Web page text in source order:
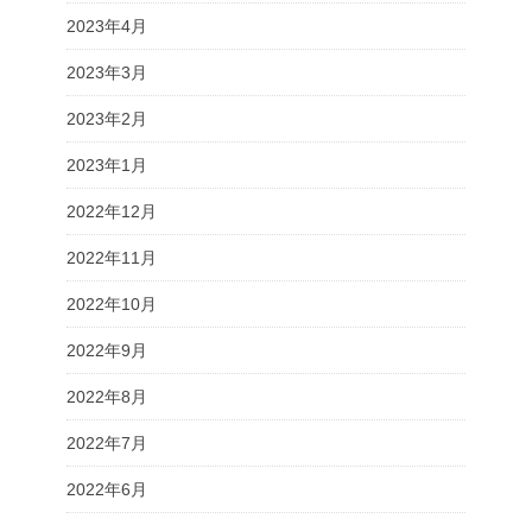
2023年4月
2023年3月
2023年2月
2023年1月
2022年12月
2022年11月
2022年10月
2022年9月
2022年8月
2022年7月
2022年6月